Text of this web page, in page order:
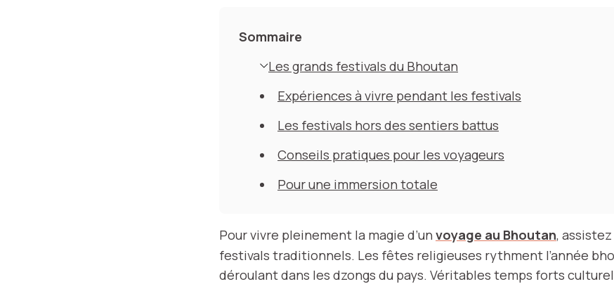
Sommaire
Les grands festivals du Bhoutan
Expériences à vivre pendant les festivals
Les festivals hors des sentiers battus
Conseils pratiques pour les voyageurs
Pour une immersion totale
Pour vivre pleinement la magie d’un voyage au Bhoutan, assistez
festivals traditionnels. Les fêtes religieuses rythment l’année
déroulant dans les dzongs du pays. Véritables temps forts